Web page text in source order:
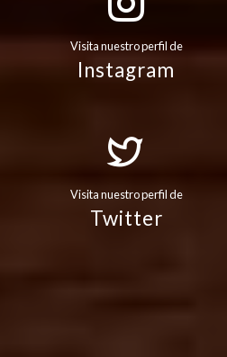
Visita nuestro perfil de
Instagram
Visita nuestro perfil de
Twitter